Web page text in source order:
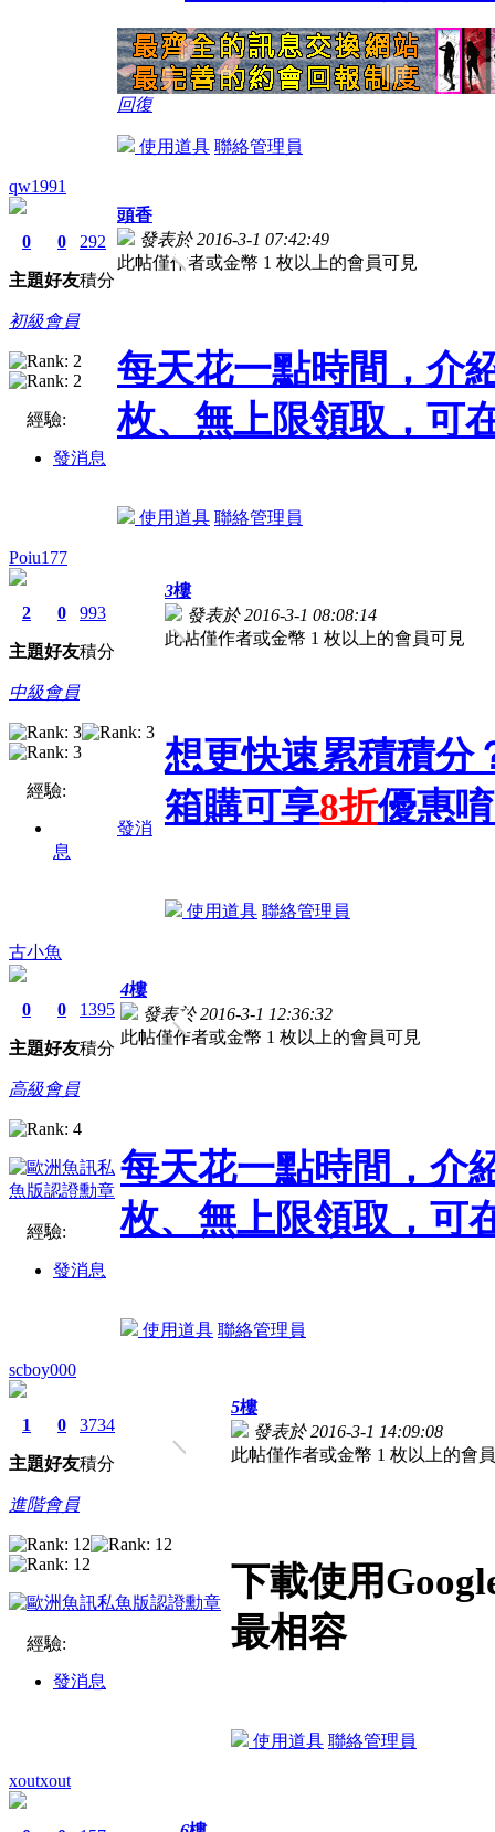
回復
使用道具 聯絡管理員
qw1991
0
主題
0
好友
292
積分
初級會員
經驗:
發消息
頭香
發表於 2016-3-1 07:42:49
此帖僅作者或金幣 1 枚以上的會員可見
每天花一點時間，介
枚、無上限領取，可
使用道具 聯絡管理員
Poiu177
2
主題
0
好友
993
積分
中級會員
經驗:
發消
息
3樓
發表於 2016-3-1 08:08:14
此帖僅作者或金幣 1 枚以上的會員可見
想更快速累積積分
箱購可享8折優惠
使用道具 聯絡管理員
古小魚
0
主題
0
好友
1395
積分
高級會員
經驗:
發消息
4樓
發表於 2016-3-1 12:36:32
此帖僅作者或金幣 1 枚以上的會員可見
每天花一點時間，介
枚、無上限領取，可
使用道具 聯絡管理員
scboy000
1
主題
0
好友
3734
積分
進階會員
經驗:
發消息
5樓
發表於 2016-3-1 14:09:08
此帖僅作者或金幣 1 枚以上的會
下載使用
最相容
使用道具 聯絡管理員
xoutxout